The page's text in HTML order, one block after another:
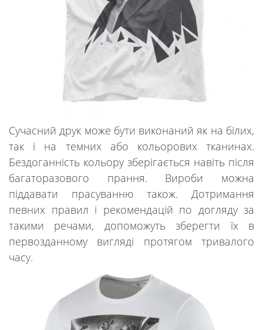
Сучасний друк може бути виконаний як на білих,
так і на темних або кольорових тканинах.
Бездоганність кольору зберігається навіть після
багаторазового прання. Вироби можна
піддавати прасуванню також. Дотримання
певних правил і рекомендацій по догляду за
такими речами, допоможуть зберегти їх в
первозданному вигляді протягом тривалого
часу.